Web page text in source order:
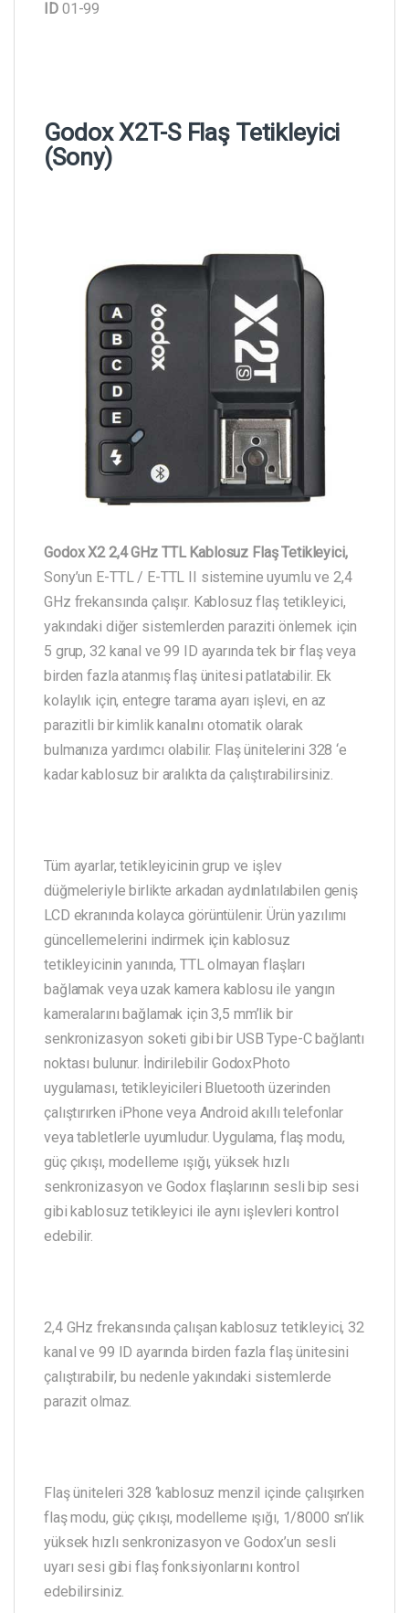
ID 01-99
Godox X2T-S Flaş Tetikleyici
(Sony)
Godox X2 2,4 GHz TTL Kablosuz Flaş Tetikleyici,
Sony’un E-TTL / E-TTL II sistemine uyumlu ve 2,4
GHz frekansında çalışır. Kablosuz flaş tetikleyici,
yakındaki diğer sistemlerden paraziti önlemek için
5 grup, 32 kanal ve 99 ID ayarında tek bir flaş veya
birden fazla atanmış flaş ünitesi patlatabilir. Ek
kolaylık için, entegre tarama ayarı işlevi, en az
parazitli bir kimlik kanalını otomatik olarak
bulmanıza yardımcı olabilir. Flaş ünitelerini 328 ‘e
kadar kablosuz bir aralıkta da çalıştırabilirsiniz.
Tüm ayarlar, tetikleyicinin grup ve işlev
düğmeleriyle birlikte arkadan aydınlatılabilen geniş
LCD ekranında kolayca görüntülenir. Ürün yazılımı
güncellemelerini indirmek için kablosuz
tetikleyicinin yanında, TTL olmayan flaşları
bağlamak veya uzak kamera kablosu ile yangın
kameralarını bağlamak için 3,5 mm’lik bir
senkronizasyon soketi gibi bir USB Type-C bağlantı
noktası bulunur. İndirilebilir GodoxPhoto
uygulaması, tetikleyicileri Bluetooth üzerinden
çalıştırırken iPhone veya Android akıllı telefonlar
veya tabletlerle uyumludur. Uygulama, flaş modu,
güç çıkışı, modelleme ışığı, yüksek hızlı
senkronizasyon ve Godox flaşlarının sesli bip sesi
gibi kablosuz tetikleyici ile aynı işlevleri kontrol
edebilir.
2,4 GHz frekansında çalışan kablosuz tetikleyici, 32
kanal ve 99 ID ayarında birden fazla flaş ünitesini
çalıştırabilir, bu nedenle yakındaki sistemlerde
parazit olmaz.
Flaş üniteleri 328 ‘kablosuz menzil içinde çalışırken
flaş modu, güç çıkışı, modelleme ışığı, 1/8000 sn’lik
yüksek hızlı senkronizasyon ve Godox’un sesli
uyarı sesi gibi flaş fonksiyonlarını kontrol
edebilirsiniz.